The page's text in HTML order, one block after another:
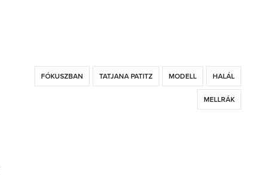
FÓKUSZBAN TATJANA PATITZ MODELL HALÁL
MELLRÁK